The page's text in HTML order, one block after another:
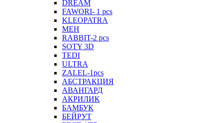
DREAM
FAWORI- 1 pcs
KLEOPATRA
MEH
RABBIT-2 pcs
SOTY 3D
TEDI
ULTRA
ZALEL-1pcs
АБСТРАКЦИЯ
АВАНГАРД
АКРИЛИК
БАМБУК
БЕЙРУТ